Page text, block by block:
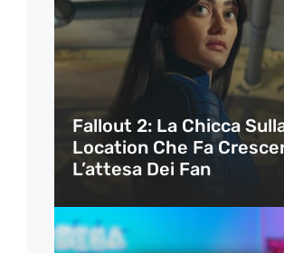
Fallout 2: La Chicca
Location Che Fa
L’attesa Dei Fan